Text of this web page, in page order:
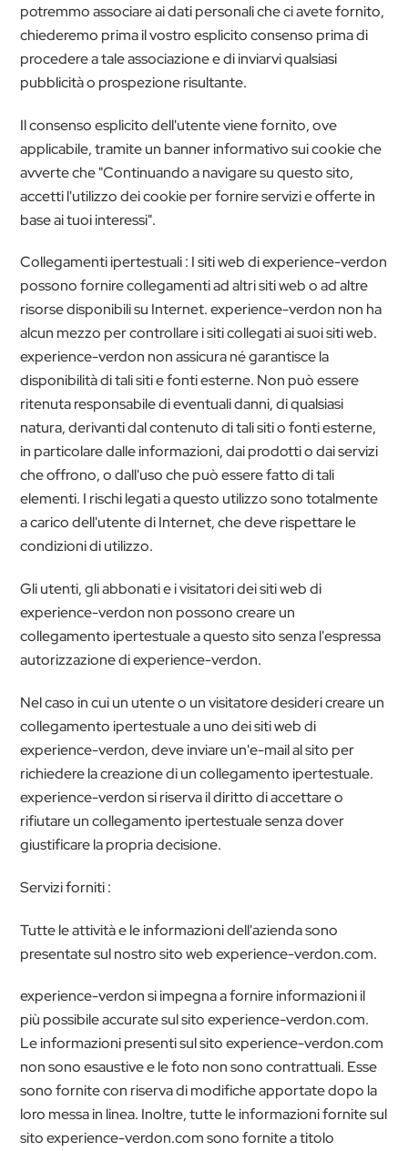
potremmo associare ai dati personali che ci avete fornito,
chiederemo prima il vostro esplicito consenso prima di
procedere a tale associazione e di inviarvi qualsiasi
pubblicità o prospezione risultante.
Il consenso esplicito dell'utente viene fornito, ove
applicabile, tramite un banner informativo sui cookie che
avverte che "Continuando a navigare su questo sito,
accetti l'utilizzo dei cookie per fornire servizi e offerte in
base ai tuoi interessi".
Collegamenti ipertestuali : I siti web di experience-verdon
possono fornire collegamenti ad altri siti web o ad altre
risorse disponibili su Internet. experience-verdon non ha
alcun mezzo per controllare i siti collegati ai suoi siti web.
experience-verdon non assicura né garantisce la
disponibilità di tali siti e fonti esterne. Non può essere
ritenuta responsabile di eventuali danni, di qualsiasi
natura, derivanti dal contenuto di tali siti o fonti esterne,
in particolare dalle informazioni, dai prodotti o dai servizi
che offrono, o dall'uso che può essere fatto di tali
elementi. I rischi legati a questo utilizzo sono totalmente
a carico dell'utente di Internet, che deve rispettare le
condizioni di utilizzo.
Gli utenti, gli abbonati e i visitatori dei siti web di
experience-verdon non possono creare un
collegamento ipertestuale a questo sito senza l'espressa
autorizzazione di experience-verdon.
Nel caso in cui un utente o un visitatore desideri creare un
collegamento ipertestuale a uno dei siti web di
experience-verdon, deve inviare un'e-mail al sito per
richiedere la creazione di un collegamento ipertestuale.
experience-verdon si riserva il diritto di accettare o
rifiutare un collegamento ipertestuale senza dover
giustificare la propria decisione.
Servizi forniti :
Tutte le attività e le informazioni dell'azienda sono
presentate sul nostro sito web experience-verdon.com.
experience-verdon si impegna a fornire informazioni il
più possibile accurate sul sito experience-verdon.com.
Le informazioni presenti sul sito experience-verdon.com
non sono esaustive e le foto non sono contrattuali. Esse
sono fornite con riserva di modifiche apportate dopo la
loro messa in linea. Inoltre, tutte le informazioni fornite sul
sito experience-verdon.com sono fornite a titolo